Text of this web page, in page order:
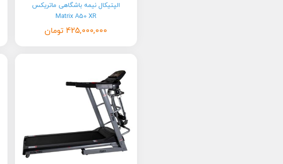
الپتیکال نیمه باشگاهی ماتریکس
Matrix A50 XR
425,000,000 تومان